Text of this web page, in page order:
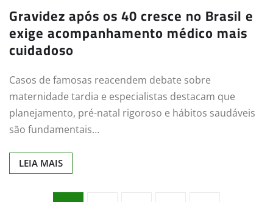
Gravidez após os 40 cresce no Brasil e
exige acompanhamento médico mais
cuidadoso
Casos de famosas reacendem debate sobre
maternidade tardia e especialistas destacam que
planejamento, pré-natal rigoroso e hábitos saudáveis
são fundamentais…
LEIA MAIS